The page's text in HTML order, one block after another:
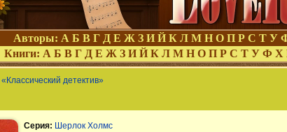
Авторы: А Б В Г Д Е Ж З И Й К Л М Н О П Р С Т У
Книги: А Б В Г Д Е Ж З И Й К Л М Н О П Р С Т У Ф Х
«Классический детектив»
Серия: Шерлок Холмс